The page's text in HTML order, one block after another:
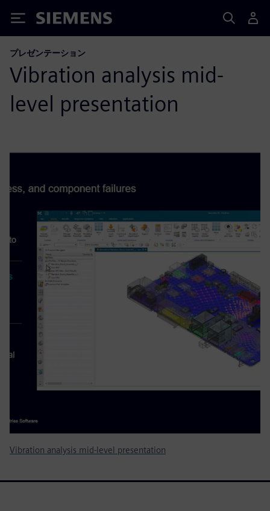
Siemens
プレゼンテーション
Vibration analysis mid-
level presentation
Vibration analysis mid-level presentation